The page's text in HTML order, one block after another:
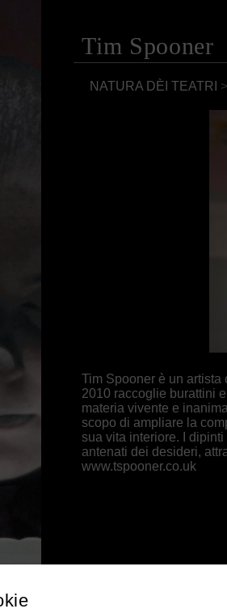
Tim Spooner
NATURA DÈI TEATRI >
Tim Spooner è un artista
2010 raccoglie burattini
materia vivente e
scopo di ampliare la
sua vita interiore. I
antenati dei desideri,
www.tspooner.co.uk